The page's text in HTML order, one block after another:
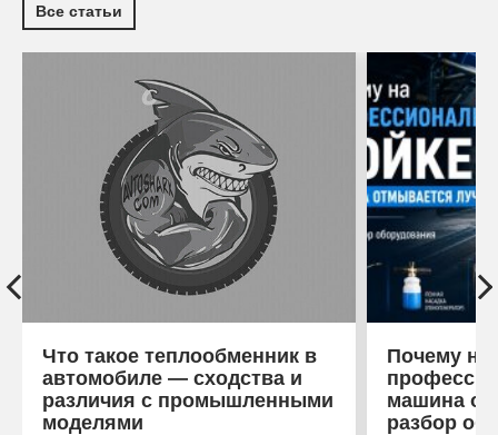
Все статьи
Что такое теплообменник в
автомобиле — сходства и
различия с промышленными
моделями
Почему на
машина
разбор